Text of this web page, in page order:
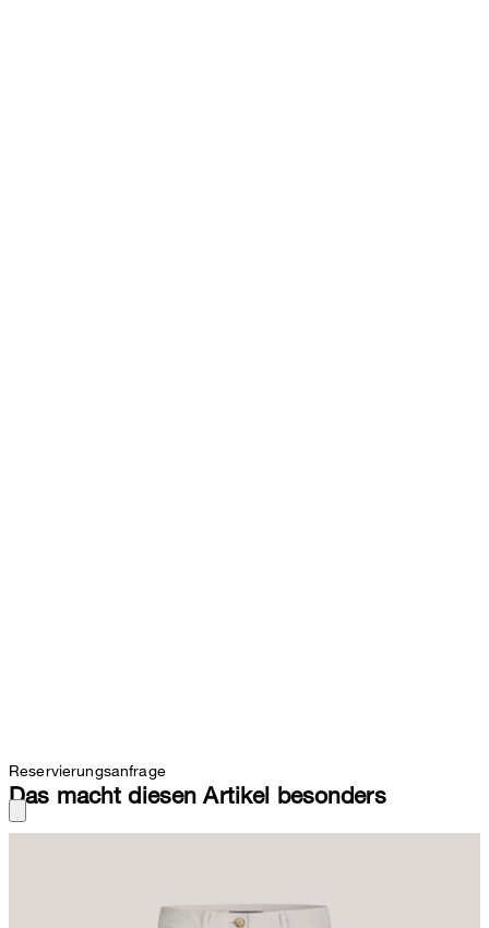
Reservierungsanfrage
Das macht diesen Artikel besonders
Knopf-Zip-Verschluss und seitliche Eingrifftaschen das